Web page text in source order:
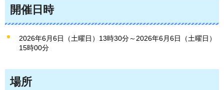
開催日時
2026年6月6日（土曜日）13時30分～2026年6月6日（土曜日）
15時00分
場所